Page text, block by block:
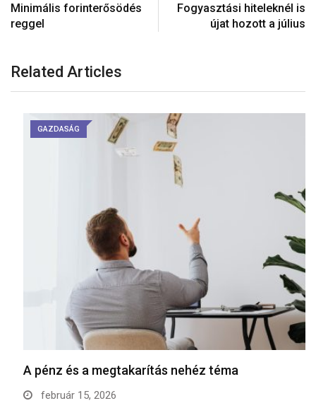
Minimális forinterősödés
reggel
Fogyasztási hiteleknél is
újat hozott a július
Related Articles
GAZDASÁG
A pénz és a megtakarítás nehéz téma
február 15, 2026